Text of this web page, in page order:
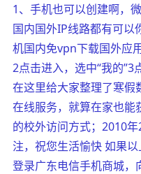
1、手机也可以创建啊，
国内国外IP线路都有可以
机国内免vpn下载国外应
2点击进入，选中“我的
在这里给大家整理了寒假
在线服务，就算在家也能
的校外访问方式；2010
注，祝您生活愉快 如果
登录广东电信手机商城，